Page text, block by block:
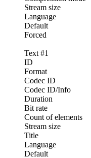
Stream size
Default
Forced
Text #1
ID :
Format
Codec ID :
Codec ID/
Duration :
Bit rate :
Count of
Stream
Title :
Default